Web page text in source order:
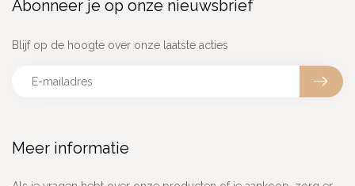
Meer informatie
Abonneer je op onze nieuwsbrief
Blijf op de hoogte over onze laatste acties